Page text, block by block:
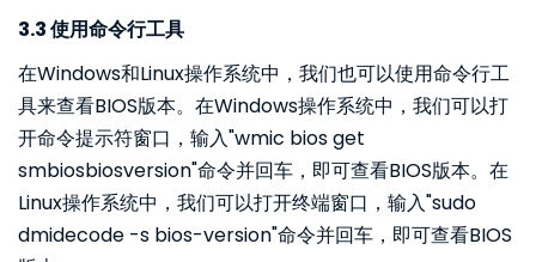
3.3 使用命令行工具
在Windows和Linux操作系统中，我们也可以使用命令行工
具来查看BIOS版本。在Windows操作系统中，我们可以打
开命令提示符窗口，输入"wmic bios get
smbiosbiosversion"命令并回车，即可查看BIOS版本。在
Linux操作系统中，我们可以打开终端窗口，输入"sudo
dmidecode -s bios-version"命令并回车，即可查看BIOS